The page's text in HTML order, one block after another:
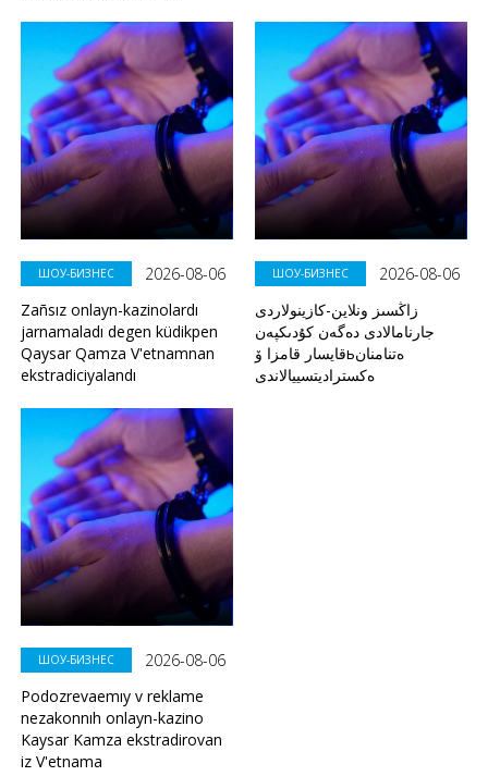
ШОУ-БИЗНЕС
2026-08-06
Zañsız onlayn-kazinolardı
jarnamaladı degen küdikpen
Qaysar Qamza V'etnamnan
ekstradiciyalandı
ШОУ-БИЗНЕС
2026-08-06
زاڭسىز ونلاين-كازينولاردى
جارنامالادى دەگەن كۇدىكپەن
قايسار قامزا ۆьەتنامنان
ەكستراديتسييالاندى
ШОУ-БИЗНЕС
2026-08-06
Podozrevaemıy v reklame
nezakonnıh onlayn-kazino
Kaysar Kamza ekstradirovan
iz V'etnama